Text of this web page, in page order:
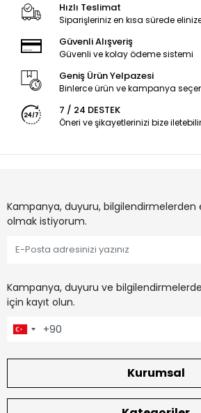
Hızlı Teslimat
Siparişleriniz en kısa sürede
Güvenli Alışveriş
Güvenli ve kolay ödeme sistemi
Geniş Ürün Yelpazesi
Binlerce ürün ve kampanya
7 / 24 DESTEK
Öneri ve şikayetlerinizi bize
Kampanya, duyuru,
olmak istiyorum.
Kampanya, duyuru ve
için kayıt olun.
Kurumsal